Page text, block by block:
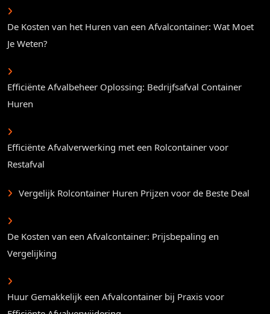
De Kosten van het Huren van een Afvalcontainer: Wat Moet
Je Weten?
Efficiënte Afvalbeheer Oplossing: Bedrijfsafval Container
Huren
Efficiënte Afvalverwerking met een Rolcontainer voor
Restafval
Vergelijk Rolcontainer Huren Prijzen voor de Beste Deal
De Kosten van een Afvalcontainer: Prijsbepaling en
Vergelijking
Huur Gemakkelijk een Afvalcontainer bij Praxis voor